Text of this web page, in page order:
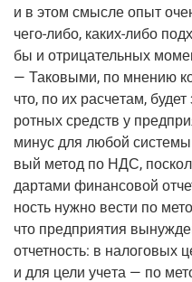
и в этом смыс­ле опыт
чего-либо, каких-либо
бы и отри­ца­тель­ных
— Тако­вы­ми, по мне­нию
что, по их рас­че­там,
рот­ных средств у
минус для любой
вый метод по НДС,
дар­та­ми финан­со­вой
ность нуж­но вести по
что пред­при­я­тия
отчет­ность: в нало­го­вых
и для цели уче­та — по